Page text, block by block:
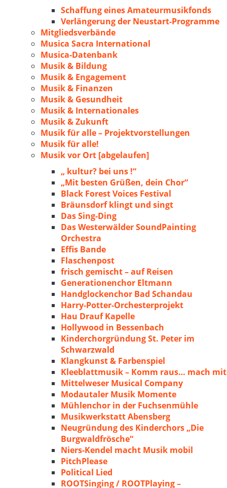
Schaffung eines Amateurmusikfonds
Verlängerung der Neustart-Programme
Mitgliedsverbände
Musica Sacra International
Musica-Datenbank
Musik & Bildung
Musik & Engagement
Musik & Finanzen
Musik & Gesundheit
Musik & Internationales
Musik & Zukunft
Musik für alle – Projektvorstellungen
Musik für alle!
Musik vor Ort [abgelaufen]
„ kultur? bei uns !“
„Mit besten Grüßen, dein Chor“
Black Forest Voices Festival
Bräunsdorf klingt und singt
Das Sing-Ding
Das Westerwälder SoundPainting
Orchestra
Effis Bande
Flaschenpost
frisch gemischt – auf Reisen
Generationenchor Eltmann
Handglockenchor Bad Schandau
Harry-Potter-Orchesterprojekt
Hau Drauf Kapelle
Hollywood in Bessenbach
Kinderchorgründung St. Peter im
Schwarzwald
Klangkunst & Farbenspiel
Kleeblattmusik – Komm raus… mach mit
Mittelweser Musical Company
Modautaler Musik Momente
Mühlenchor in der Fuchsenmühle
Musikwerkstatt Abensberg
Neugründung des Kinderchors „Die
Burgwaldfrösche“
Niers-Kendel macht Musik mobil
PitchPlease
Political Lied
ROOTSinging / ROOTPlaying –